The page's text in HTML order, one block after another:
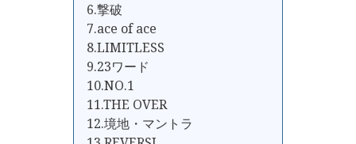
6.撃破
7.ace of ace
8.LIMITLESS
9.23ワード
10.NO.1
11.THE OVER
12.境地・マントラ